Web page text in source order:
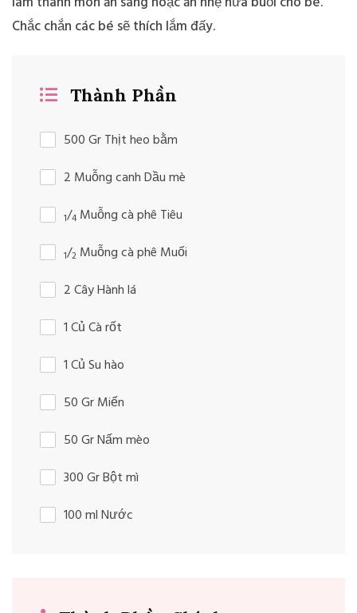
Chắc chắn các bé sẽ thích lắm đấy.
Thành Phần
500 Gr Thịt heo bằm
2 Muỗng canh Dầu mè
1/4 Muỗng cà phê Tiêu
1/2 Muỗng cà phê Muối
2 Cây Hành lá
1 Củ Cà rốt
1 Củ Su hào
50 Gr Miến
50 Gr Nấm mèo
300 Gr Bột mì
100 ml Nước